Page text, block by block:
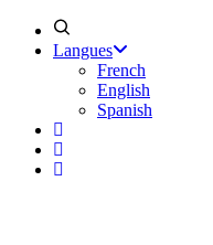
Langues
French
English
Spanish